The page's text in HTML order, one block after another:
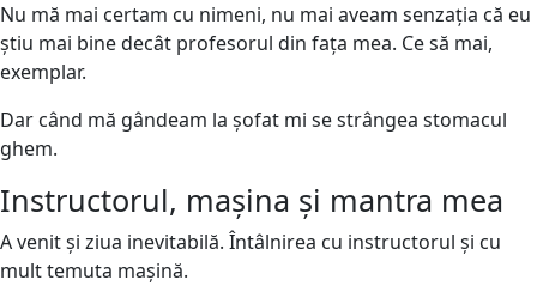
Nu mă mai certam cu nimeni, nu mai aveam senzația că eu
știu mai bine decât profesorul din fața mea. Ce să mai,
exemplar.
Dar când mă gândeam la șofat mi se strângea stomacul
ghem.
Instructorul, mașina și mantra mea
A venit și ziua inevitabilă. Întâlnirea cu instructorul și cu
mult temuta mașină.